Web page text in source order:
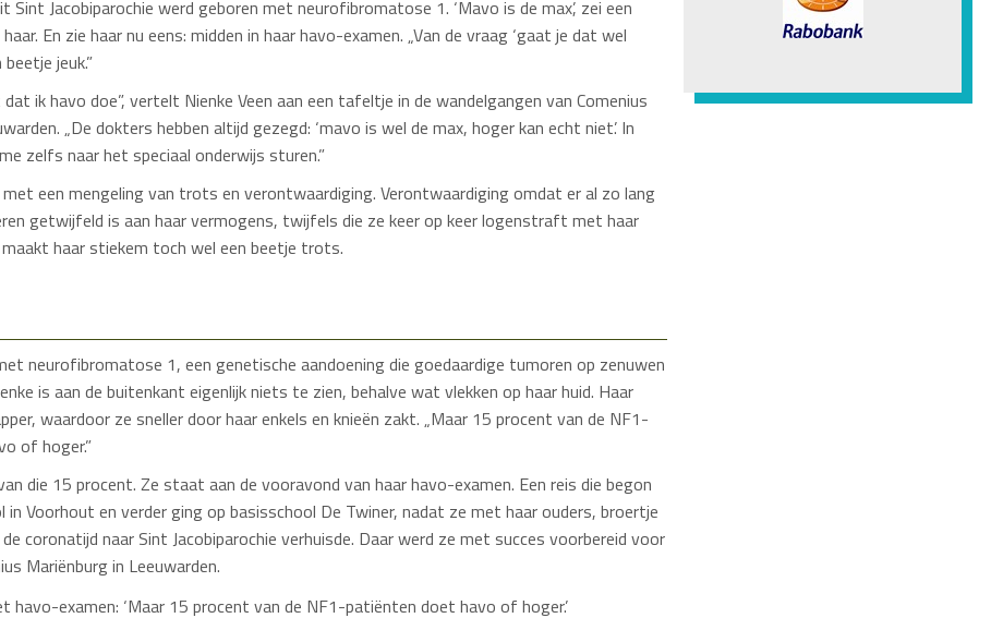
Sint Jacobiparochie werd geboren met neurofibromatose 1. ‘Mavo is de max’, zei een
En zie haar nu eens: midden in haar havo-examen. „Van de vraag ‘gaat je dat wel
beetje jeuk.”
ik havo doe”, vertelt Nienke Veen aan een tafeltje in de wandelgangen van Comenius
„De dokters hebben altijd gezegd: ‘mavo is wel de max, hoger kan echt niet’. In
zelfs naar het speciaal onderwijs sturen.”
een mengeling van trots en verontwaardiging. Verontwaardiging omdat er al zo lang
getwijfeld is aan haar vermogens, twijfels die ze keer op keer logenstraft met haar
haar stiekem toch wel een beetje trots.
neurofibromatose 1, een genetische aandoening die goedaardige tumoren op zenuwen
is aan de buitenkant eigenlijk niets te zien, behalve wat vlekken op haar huid. Haar
waardoor ze sneller door haar enkels en knieën zakt. „Maar 15 procent van de NF1-
of hoger.”
die 15 procent. Ze staat aan de vooravond van haar havo-examen. Een reis die begon
in Voorhout en verder ging op basisschool De Twiner, nadat ze met haar ouders, broertje
coronatijd naar Sint Jacobiparochie verhuisde. Daar werd ze met succes voorbereid voor
Mariënburg in Leeuwarden.